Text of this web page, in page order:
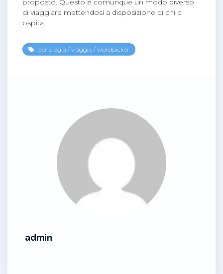
proposto. Questo è comunque un modo diverso
di viaggiare mettendosi a disposizione di chi ci
ospita.
tecnologia / viaggio / wordpicker
admin